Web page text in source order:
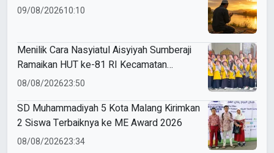
09/08/202610:10
Menilik Cara Nasyiatul Aisyiyah Sumberaji
Ramaikan HUT ke-81 RI Kecamatan
Sukodadi
08/08/202623:50
SD Muhammadiyah 5 Kota Malang Kirimkan
2 Siswa Terbaiknya ke ME Award 2026
08/08/202623:34